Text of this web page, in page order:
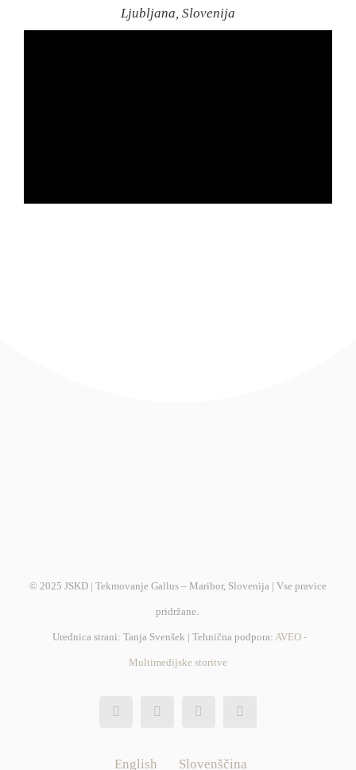
Ljubljana, Slovenija
© 2025 JSKD | Tekmovanje Gallus – Maribor, Slovenija | Vse pravice
pridržane.
Urednica strani: Tanja Svenšek | Tehnična podpora: AVEO -
Multimedijske storitve
English Slovenščina